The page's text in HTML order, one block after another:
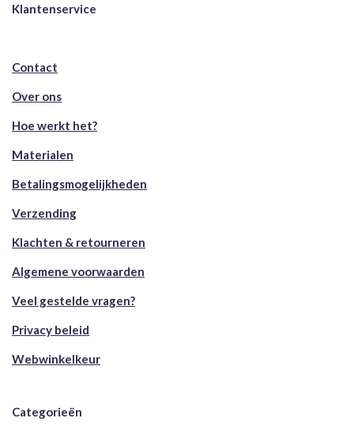
Klantenservice
Contact
Over ons
Hoe werkt het?
Materialen
Betalingsmogelijkheden
Verzending
Klachten & retourneren
Algemene voorwaarden
Veel gestelde vragen?
Privacy beleid
Webwinkelkeur
Categorieën